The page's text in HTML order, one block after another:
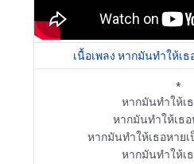
เนื้อเพลง หากมันทำให้เธ
*
หากมันทำให้เ
หากมันทำให้เธ
หากมันทำให้เ